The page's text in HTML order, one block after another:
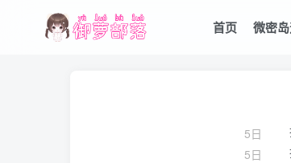
首页 微密
5日
5日